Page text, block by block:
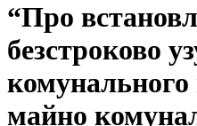
“Про
безстроково
майно